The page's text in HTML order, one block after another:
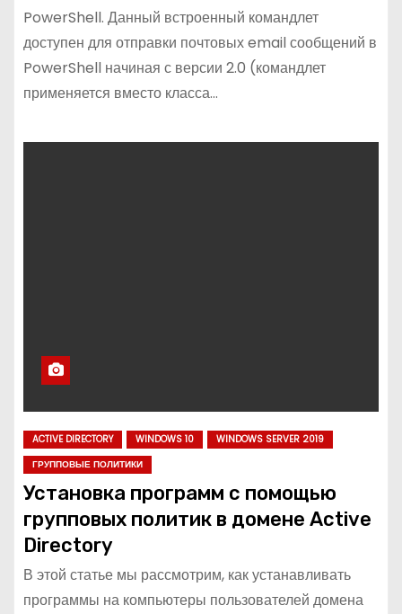
PowerShell. Данный встроенный командлет
доступен для отправки почтовых email сообщений в
PowerShell начиная с версии 2.0 (командлет
применяется вместо класса…
ACTIVE DIRECTORY WINDOWS 10
WINDOWS SERVER 2019
ГРУППОВЫЕ ПОЛИТИКИ
Установка программ с помощью
групповых политик в домене Active
Directory
В этой статье мы рассмотрим, как устанавливать
программы на компьютеры пользователей домена